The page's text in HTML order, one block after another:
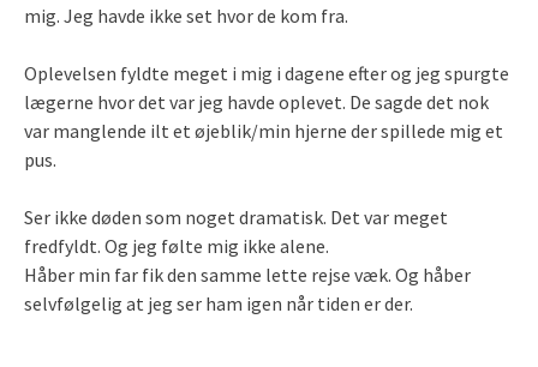
mig. Jeg havde ikke set hvor de kom fra.
Oplevelsen fyldte meget i mig i dagene efter og jeg spurgte
lægerne hvor det var jeg havde oplevet. De sagde det nok
var manglende ilt et øjeblik/min hjerne der spillede mig et
pus.
Ser ikke døden som noget dramatisk. Det var meget
fredfyldt. Og jeg følte mig ikke alene.
Håber min far fik den samme lette rejse væk. Og håber
selvfølgelig at jeg ser ham igen når tiden er der.